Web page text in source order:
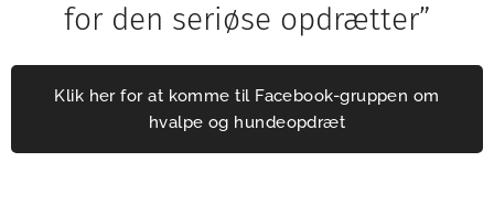
for den seriøse opdrætter”
Klik her for at komme til Facebook-gruppen om
hvalpe og hundeopdræt